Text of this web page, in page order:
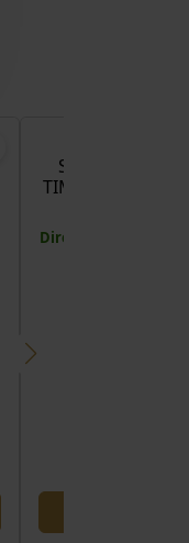
SRPL64J1
TIME
Direct leverbaar, 1